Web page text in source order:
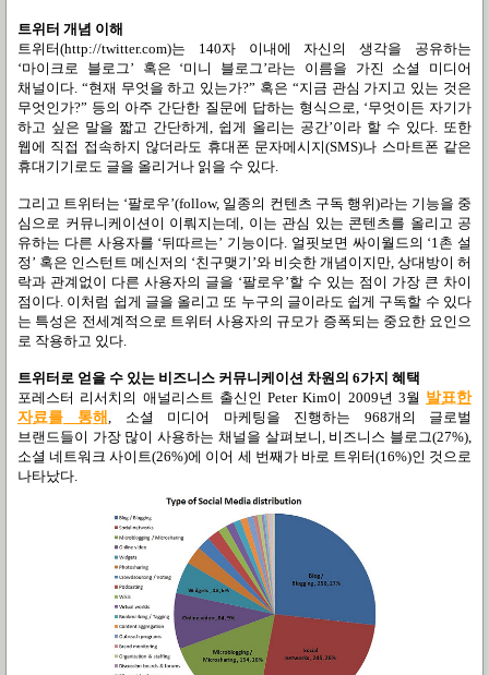
트위터 개념 이해
트위터(http://twitter.com)는 140자 이내에 자신의 생각을 공유하는
‘마이크로 블로그 ’ 혹은 ‘미니 블로그 ’라는 이름을 가진 소셜 미디어
채널이다 . “현재 무엇을 하고 있는가?” 혹은 “지금 관심 가지고 있는 것은
무엇인가?” 등의 아주 간단한 질문에 답하는 형식으로 , ‘무엇이든 자기가
하고 싶은 말을 짧고 간단하게
쉽게 올리는 공간’이라 할 수 있다 또한
웹에 직접 접속하지 않더라도 휴대폰 문자메시지(SMS)나 스마트폰 같은
휴대기기로도 글을 올리거나 읽을 수 있다
그리고 트위터는 ‘팔로우’(follow, 일종의 컨텐츠 구독 행위)라는 기능을 중
심으로 커뮤니케이션이 이뤄지는데
이는 관심 있는 콘텐츠를 올리고 공
유하는 다른 사용자를 ‘뒤따르는’ 기능이다 얼핏보면 싸이월드의 ‘1 촌 설
정 ’ 혹은 인스턴트 메신저의 ‘친구맺기 ’와 비슷한 개념이지만 상대방이 허
락과 관계없이 다른 사용자의 글을 ‘팔로우’할 수 있는 점이 가장 큰 차이
점이다 이처럼 쉽게 글을 올리고 또 누구의 글이라도 쉽게 구독할 수 있다
는 특성은 전세계적으로 트위터 사용자의 규모가 증폭되는 중요한 요인으
로 작용하고 있다
트위터로 얻을 수 있는 비즈니스 커뮤니케이션 차원의 6가지 혜택
포레스터 리서치의 애널리스트 출신인 Peter Kim이 2009년 3월 발표한
자료를 통해
소셜 미디어 마케팅을 진행하는 968개의 글로벌
브랜드들이 가장 많이 사용하는 채널을 살펴보니 비즈니스 블로그(27%),
소셜 네트워크 사이트(26%)에 이어 세 번째가 바로 트위터(16%)인 것으로
나타났다